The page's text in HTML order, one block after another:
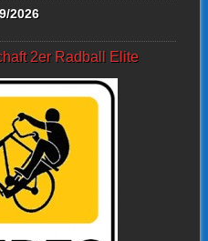
2026
2er Radball Elite